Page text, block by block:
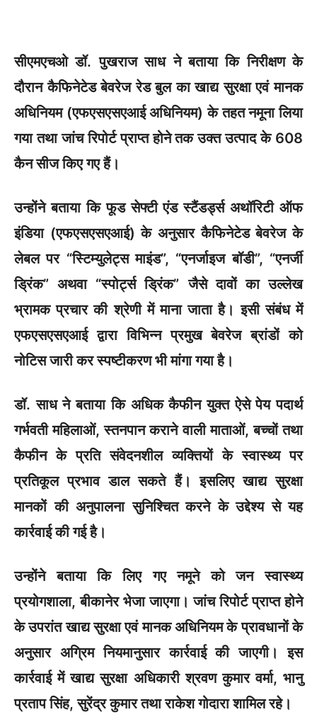
सीएमएचओ डॉ. पुखराज साध ने बताया कि निरीक्षण के
दौरान कैफिनेटेड बेवरेज रेड बुल का खाद्य सुरक्षा एवं मानक
अधिनियम (एफएसएसएआई अधिनियम) के तहत नमूना लिया
गया तथा जांच रिपोर्ट प्राप्त होने तक उक्त उत्पाद के 608
कैन सीज किए गए हैं।
उन्होंने बताया कि फूड सेफ्टी एंड स्टैंडर्ड्स अथॉरिटी ऑफ
इंडिया (एफएसएसएआई) के अनुसार कैफिनेटेड बेवरेज के
लेबल पर “स्टिम्युलेट्स माइंड”, “एनर्जाइज बॉडी”, “एनर्जी
ड्रिंक” अथवा “स्पोर्ट्स ड्रिंक” जैसे दावों का उल्लेख
भ्रामक प्रचार की श्रेणी में माना जाता है। इसी संबंध में
एफएसएसएआई द्वारा विभिन्न प्रमुख बेवरेज ब्रांडों को
नोटिस जारी कर स्पष्टीकरण भी मांगा गया है।
डॉ. साध ने बताया कि अधिक कैफीन युक्त ऐसे पेय पदार्थ
गर्भवती महिलाओं, स्तनपान कराने वाली माताओं, बच्चों तथा
कैफीन के प्रति संवेदनशील व्यक्तियों के स्वास्थ्य पर
प्रतिकूल प्रभाव डाल सकते हैं। इसलिए खाद्य सुरक्षा
मानकों की अनुपालना सुनिश्चित करने के उद्देश्य से यह
कार्रवाई की गई है।
उन्होंने बताया कि लिए गए नमूने को जन स्वास्थ्य
प्रयोगशाला, बीकानेर भेजा जाएगा। जांच रिपोर्ट प्राप्त होने
के उपरांत खाद्य सुरक्षा एवं मानक अधिनियम के प्रावधानों के
अनुसार अग्रिम नियमानुसार कार्रवाई की जाएगी। इस
कार्रवाई में खाद्य सुरक्षा अधिकारी श्रवण कुमार वर्मा, भानु
प्रताप सिंह, सुरेंद्र कुमार तथा राकेश गोदारा शामिल रहे।